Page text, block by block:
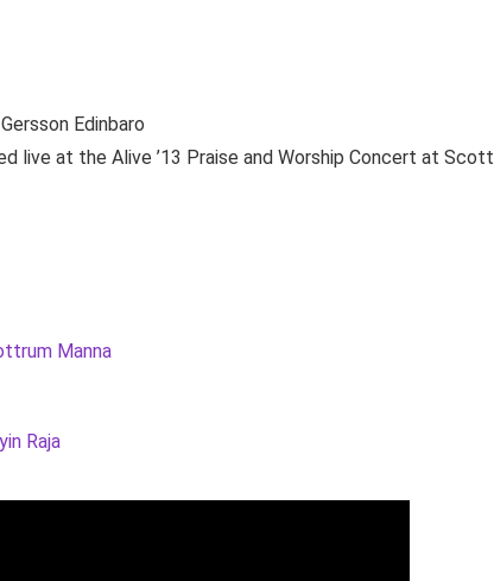
Edinbaro
live at the Alive ’13 Praise and Worship Concert at Scott
Manna
Raja